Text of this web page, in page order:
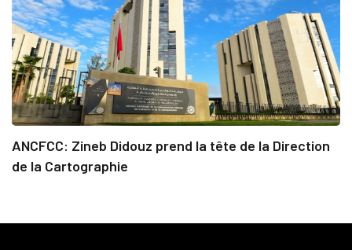
ANCFCC: Zineb Didouz prend la tête de la Direction
de la Cartographie